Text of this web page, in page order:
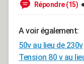
Répondre (15)
A voir également:
50v au lieu de 230v
Tension 80 v au